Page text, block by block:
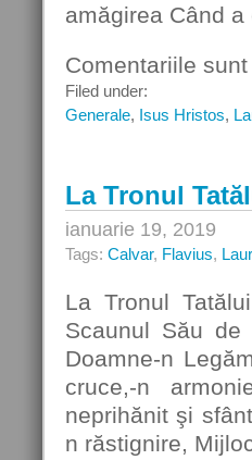
amăgirea Când
Comentariile
Filed under:
Generale, Isus Hristos,
La Tronul
ianuarie 19, 2019
Tags: Calvar, Flavius,
La Tronul
Scaunul Său
Doamne-n
cruce,-n
neprihănit şi
n răstignire,